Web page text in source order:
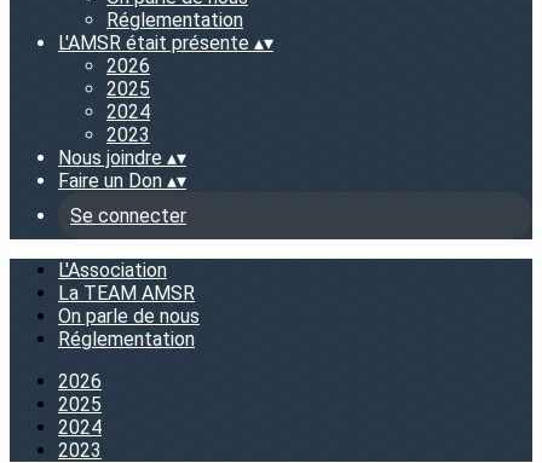
Réglementation
L'AMSR était présente ▴▾
2026
2025
2024
2023
Nous joindre ▴▾
Faire un Don ▴▾
Se connecter
L'Association
La TEAM AMSR
On parle de nous
Réglementation
2026
2025
2024
2023